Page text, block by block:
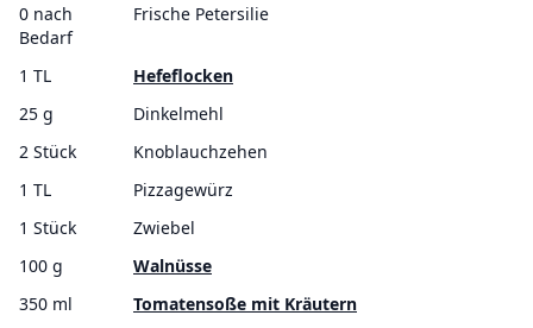
0 nach
Bedarf
Frische Petersilie
1 TL
Hefeflocken
25 g
Dinkelmehl
2 Stück
Knoblauchzehen
1 TL
Pizzagewürz
1 Stück
Zwiebel
100 g
Walnüsse
350 ml
Tomatensoße mit Kräutern